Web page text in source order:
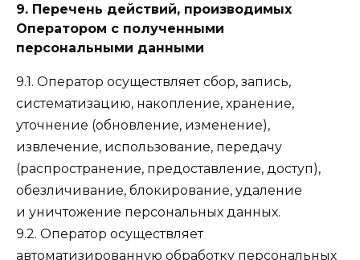
9. Перечень действий, производимых
Оператором с полученными
персональными данными
9.1. Оператор осуществляет сбор, запись,
систематизацию, накопление, хранение,
уточнение (обновление, изменение),
извлечение, использование, передачу
(распространение, предоставление, доступ),
обезличивание, блокирование, удаление
и уничтожение персональных данных.
9.2. Оператор осуществляет
автоматизированную обработку персональных